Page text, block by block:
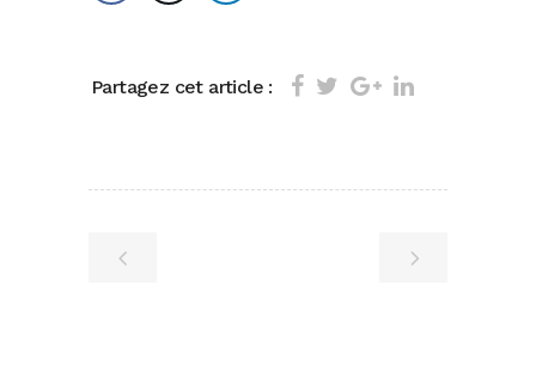
Partagez cet article :